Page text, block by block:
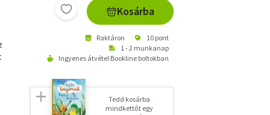
Kosárba
Raktáron
10 pont
1 - 2 munkanap
Ingyenes átvétel Bookline boltokban
Tedd kosárba
mindkettőt egy